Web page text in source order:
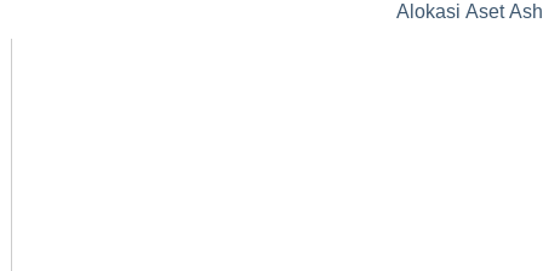
Alokasi Aset